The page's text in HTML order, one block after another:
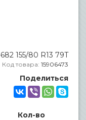
Код товара: 15906473
Поделиться
Кол-во